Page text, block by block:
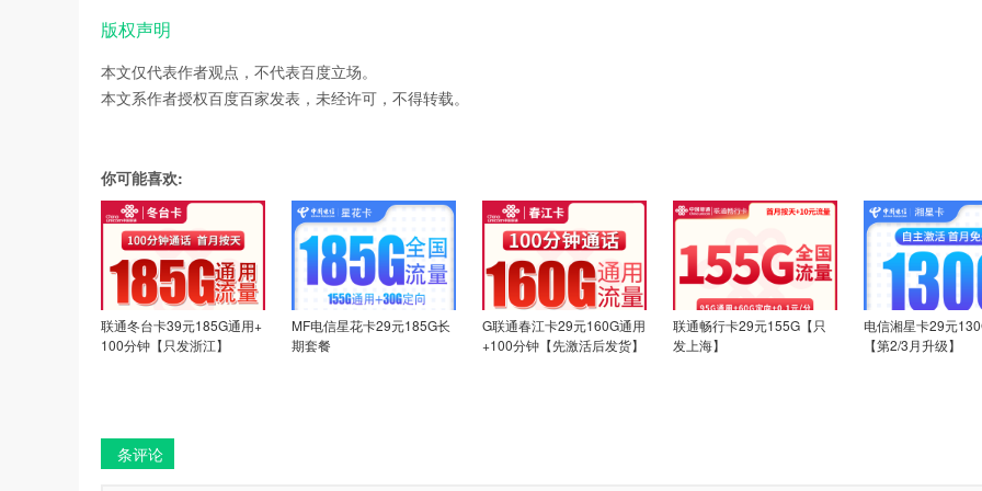
版权声明
本文仅代表作者观点，不代表百度立场。
本文系作者授权百度百家发表，未经许可，不得转载。
你可能喜欢:
联通冬台卡39元185G通用+
100分钟【只发浙江】
MF电信星花卡29元185G长
期套餐
G联通春江卡29元160G通用
+100分钟【先激活后发货】
联通畅行卡29元155G【只
发上海】
电信湘星卡29元
【第2/3月升级】
条评论